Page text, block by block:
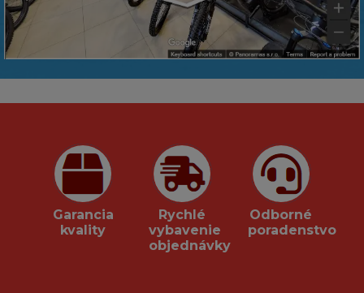
Garancia
kvality
Rychlé
vybavenie
objednávky
Odborné
poradenstvo